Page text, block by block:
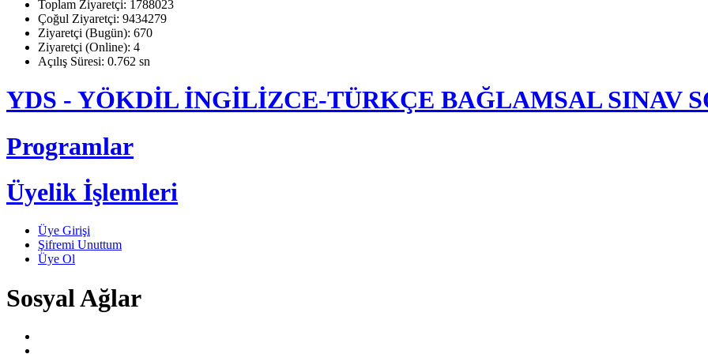
Toplam Ziyaretçi: 1788023
Çoğul Ziyaretçi: 9434279
Ziyaretçi (Bugün): 670
Ziyaretçi (Online): 4
Açılış Süresi: 0.762 sn
YDS - YÖKDİL İNGİLİZCE-TÜRKÇE BAĞLAMSAL SINAV
Programlar
Üyelik İşlemleri
Üye Girişi
Şifremi Unuttum
Üye Ol
Sosyal Ağlar